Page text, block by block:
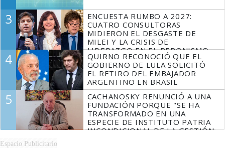
3
ENCUESTA RUMBO A 2027:
CUATRO CONSULTORAS
MIDIERON EL DESGASTE DE
MILEI Y LA CRISIS DE
LIDERAZGO EN EL PERONISMO
4
QUIRNO RECONOCIÓ QUE EL
GOBIERNO DE LULA SOLICITÓ
EL RETIRO DEL EMBAJADOR
ARGENTINO EN BRASIL
5
CACHANOSKY RENUNCIÓ A UNA
FUNDACIÓN PORQUE "SE HA
TRANSFORMADO EN UNA
ESPECIE DE INSTITUTO PATRIA
INCONDICIONAL DE LA GESTIÓN
Espacio Publicitario